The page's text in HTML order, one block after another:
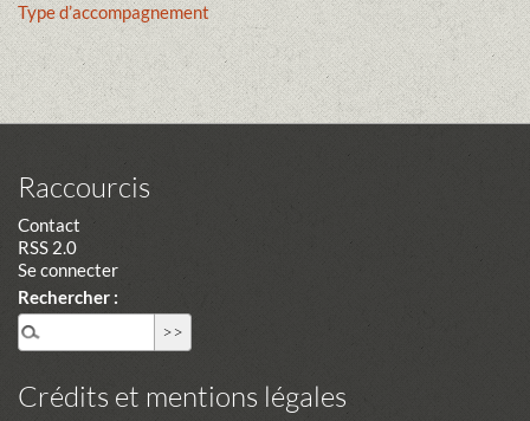
Type d’accompagnement
Raccourcis
Contact
RSS 2.0
Se connecter
Rechercher :
Crédits et mentions légales